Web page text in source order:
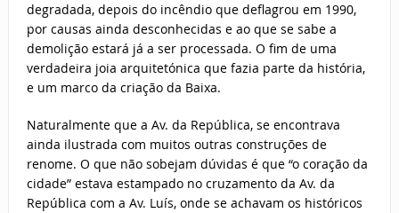
degradada, depois do incêndio que deflagrou em 1990,
por causas ainda desconhecidas e ao que se sabe a
demolição estará já a ser processada. O fim de uma
verdadeira joia arquitetónica que fazia parte da história,
e um marco da criação da Baixa.
Naturalmente que a Av. da República, se encontrava
ainda ilustrada com muitos outras construções de
renome. O que não sobejam dúvidas é que “o coração da
cidade” estava estampado no cruzamento da Av. da
República com a Av. Luís, onde se achavam os históricos